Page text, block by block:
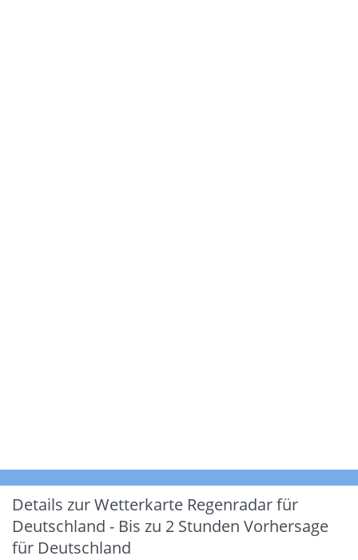
Details zur Wetterkarte Regenradar für
Deutschland - Bis zu 2 Stunden Vorhersage
für Deutschland